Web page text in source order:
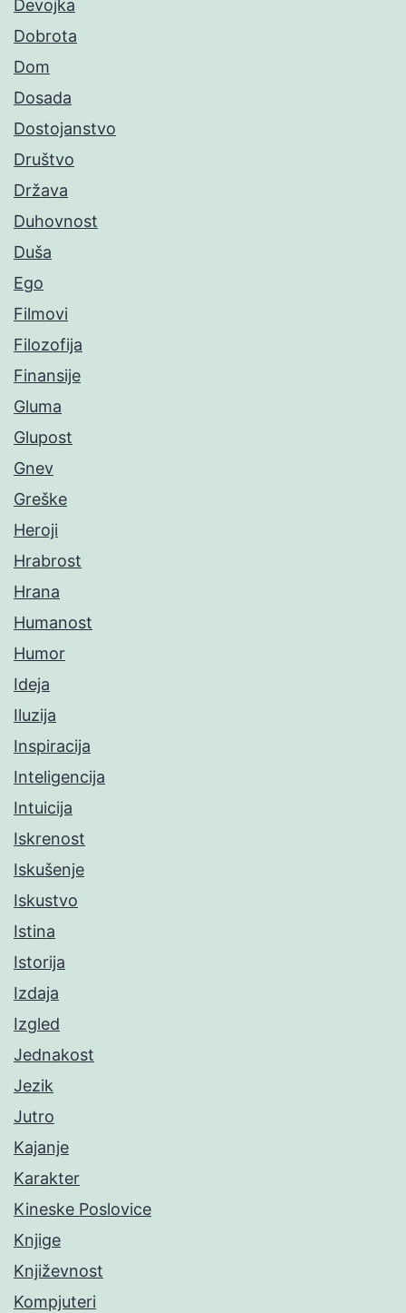
Devojka
Dobrota
Dom
Dosada
Dostojanstvo
Društvo
Država
Duhovnost
Duša
Ego
Filmovi
Filozofija
Finansije
Gluma
Glupost
Gnev
Greške
Heroji
Hrabrost
Hrana
Humanost
Humor
Ideja
Iluzija
Inspiracija
Inteligencija
Intuicija
Iskrenost
Iskušenje
Iskustvo
Istina
Istorija
Izdaja
Izgled
Jednakost
Jezik
Jutro
Kajanje
Karakter
Kineske Poslovice
Knjige
Književnost
Kompjuteri